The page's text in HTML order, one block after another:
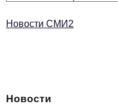
Новости СМИ2
Новости